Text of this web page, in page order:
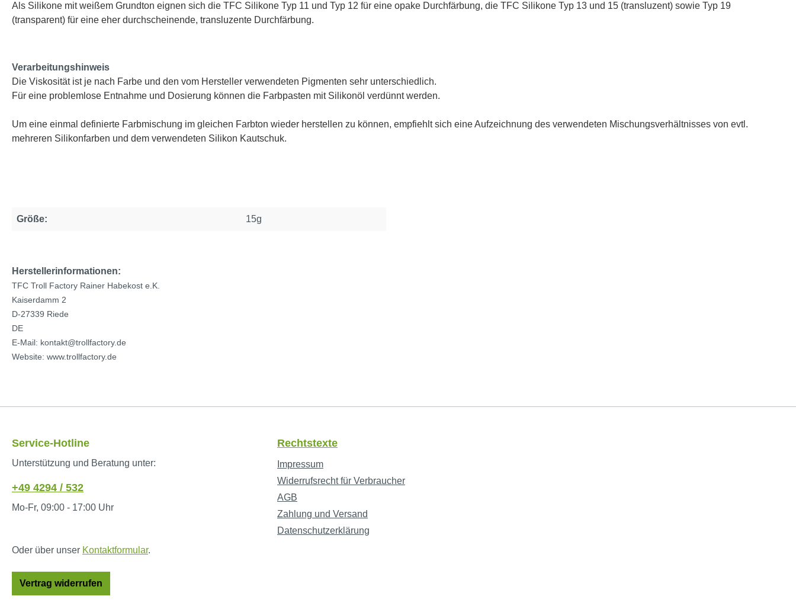
Als Silikone mit weißem Grundton eignen sich die TFC Silikone Typ 11 und Typ 12 für eine opake Durchfärbung, die TFC Silikone Typ 13 und 15 (transluzent) sowie Typ 19
(transparent) für eine eher durchscheinende, transluzente Durchfärbung.
Verarbeitungshinweis
Die Viskosität ist je nach Farbe und den vom Hersteller verwendeten Pigmenten sehr unterschiedlich.
Für eine problemlose Entnahme und Dosierung können die Farbpasten mit Silikonöl verdünnt werden.
Um eine einmal definierte Farbmischung im gleichen Farbton wieder herstellen zu können, empfiehlt sich eine Aufzeichnung des verwendeten Mischungsverhältnisses von evtl.
mehreren Silikonfarben und dem verwendeten Silikon Kautschuk.
Größe: 15g
Herstellerinformationen:
TFC Troll Factory Rainer Habekost e.K.
Kaiserdamm 2
D-27339 Riede
DE
E-Mail: kontakt@trollfactory.de
Website: www.trollfactory.de
Service-Hotline
Unterstützung und Beratung unter:
+49 4294 / 532
Mo-Fr, 09:00 - 17:00 Uhr
Oder über unser Kontaktformular.
Vertrag widerrufen
Rechtstexte
Impressum
Widerrufsrecht für Verbraucher
AGB
Zahlung und Versand
Datenschutzerklärung